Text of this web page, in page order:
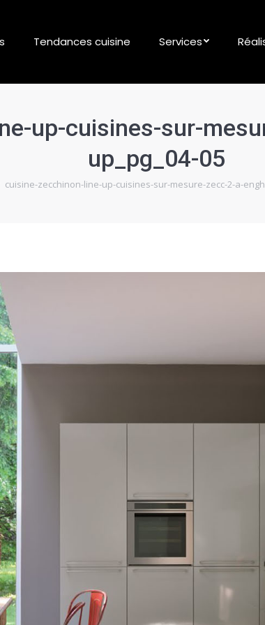
Tendances cuisine Services
up-cuisines-sur-
up_pg_04-05
ici :
cuisine-zecchinon-line-up-cuisines-sur-mesure-zecc-2-a-